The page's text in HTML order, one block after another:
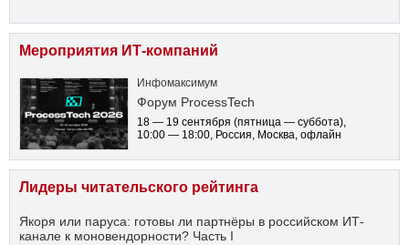
Мероприятия ИТ-компаний
Инфомаксимум
Форум ProcessTech
18 — 19 сентября (пятница — суббота),
10:00 — 18:00, Россия, Москва, офлайн
Лидеры читательского рейтинга
Якоря или паруса: готовы ли партнёры в российском ИТ-
канале к моновендорности? Часть I